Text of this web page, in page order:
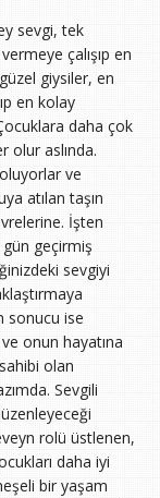
sevgi, tek
çalışıp en
giysiler, en
en kolay
daha çok
olur aslında.
ve
atılan taşın
İşten
geçirmiş
sevgiyi
sonucu ise
ve onun hayatına
olan
Sevgili
rolü üstlenen,
daha iyi
bir yaşam